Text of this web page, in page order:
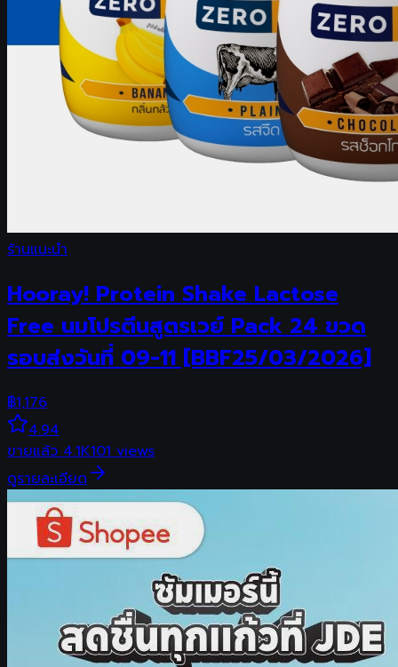
ร้านแนะนำ
Hooray! Protein Shake Lactose
Free นมโปรตีนสูตรเวย์ Pack 24 ขวด
รอบส่งวันที่ 09-11 [BBF25/03/2026]
฿1,176
4.94
ขายแล้ว4.1K101views
ดูรายละเอียด